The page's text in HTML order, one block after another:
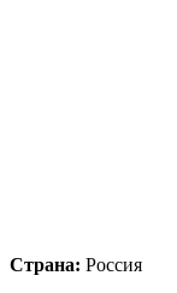
Страна: Россия